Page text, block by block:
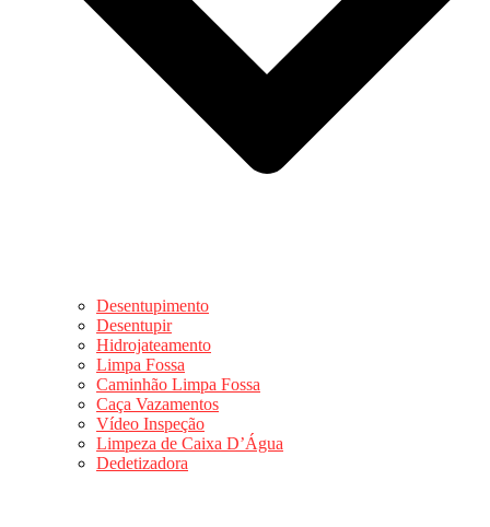
Desentupimento
Desentupir
Hidrojateamento
Limpa Fossa
Caminhão Limpa Fossa
Caça Vazamentos
Vídeo Inspeção
Limpeza de Caixa D’Água
Dedetizadora